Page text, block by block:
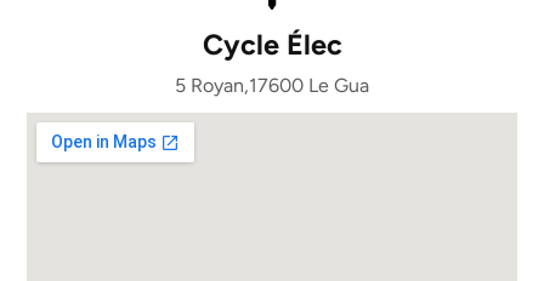
Cycle Élec
5 Royan,17600 Le Gua